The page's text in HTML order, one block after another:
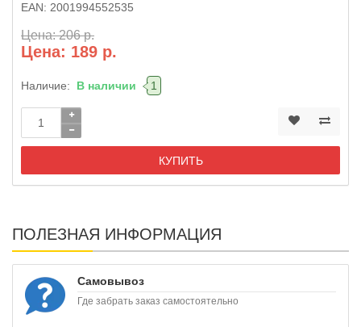
EAN: 2001994552535
Цена: 206 р.
Цена: 189 р.
Наличие: В наличии 1
КУПИТЬ
ПОЛЕЗНАЯ ИНФОРМАЦИЯ
Самовывоз
Где забрать заказ самостоятельно